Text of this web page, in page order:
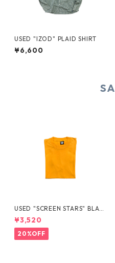
USED "IZOD" PLAID SHIRT
¥6,600
USED "SCREEN STARS" BLAN
K TEE
¥3,520
20%OFF